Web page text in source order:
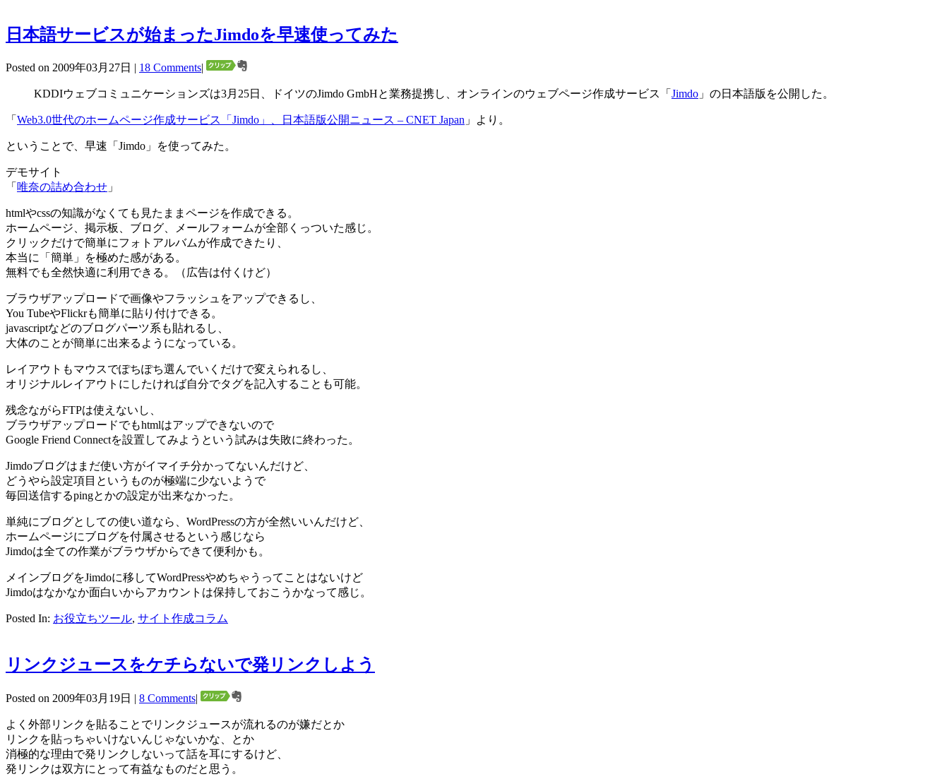
日本語サービスが始まったJimdoを早速使ってみた
Posted on 2009年03月27日 | 18 Comments|
KDDIウェブコミュニケーションズは3月25日、ドイツのJimdo GmbHと業務提携し、オンラインのウェブページ作成サービス「 Jimdo 」の日本語版を公開した。
「 Web3.0世代のホームページ作成サービス「Jimdo」、日本語版公開ニュース – CNET Japan 」より。
ということで、早速「Jimdo」を使ってみた。
デモサイト
「 唯奈の詰め合わせ 」
htmlやcssの知識がなくても見たままページを作成できる。
ホームページ、掲示板、ブログ、メールフォームが全部くっついた感じ。
クリックだけで簡単にフォトアルバムが作成できたり、
本当に「簡単」を極めた感がある。
無料でも全然快適に利用できる。（広告は付くけど）
ブラウザアップロードで画像やフラッシュをアップできるし、
You TubeやFlickrも簡単に貼り付けできる。
javascriptなどのブログパーツ系も貼れるし、
大体のことが簡単に出来るようになっている。
レイアウトもマウスでぽちぽち選んでいくだけで変えられるし、
オリジナルレイアウトにしたければ自分でタグを記入することも可能。
残念ながらFTPは使えないし、
ブラウザアップロードでもhtmlはアップできないので
Google Friend Connectを設置してみようという試みは失敗に終わった。
Jimdoブログはまだ使い方がイマイチ分かってないんだけど、
どうやら設定項目というものが極端に少ないようで
毎回送信するpingとかの設定が出来なかった。
単純にブログとしての使い道なら、WordPressの方が全然いいんだけど、
ホームページにブログを付属させるという感じなら
Jimdoは全ての作業がブラウザからできて便利かも。
メインブログをJimdoに移してWordPressやめちゃうってことはないけど
Jimdoはなかなか面白いからアカウントは保持しておこうかなって感じ。
Posted In: お役立ちツール, サイト作成コラム
リンクジュースをケチらないで発リンクしよう
Posted on 2009年03月19日 | 8 Comments|
よく外部リンクを貼ることでリンクジュースが流れるのが嫌だとか
リンクを貼っちゃいけないんじゃないかな、とか
消極的な理由で発リンクしないって話を耳にするけど、
発リンクは双方にとって有益なものだと思う。